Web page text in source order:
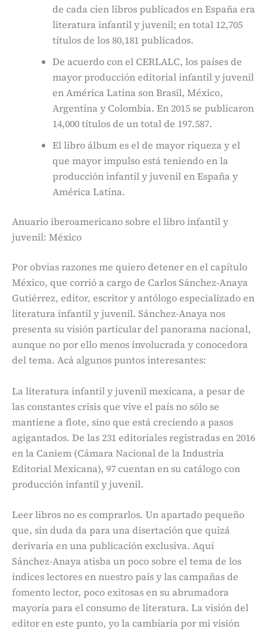
de cada cien libros publicados en España era
literatura infantil y juvenil; en total 12,705
títulos de los 80,181 publicados.
De acuerdo con el CERLALC, los países de
mayor producción editorial infantil y juvenil
en América Latina son Brasil, México,
Argentina y Colombia. En 2015 se publicaron
14,000 títulos de un total de 197.587.
El libro álbum es el de mayor riqueza y el
que mayor impulso está teniendo en la
producción infantil y juvenil en España y
América Latina.
Anuario iberoamericano sobre el libro infantil y
juvenil: México
Por obvias razones me quiero detener en el capítulo
México, que corrió a cargo de Carlos Sánchez-Anaya
Gutiérrez, editor, escritor y antólogo especializado en
literatura infantil y juvenil. Sánchez-Anaya nos
presenta su visión particular del panorama nacional,
aunque no por ello menos involucrada y conocedora
del tema. Acá algunos puntos interesantes:
La literatura infantil y juvenil mexicana, a pesar de
las constantes crisis que vive el país no sólo se
mantiene a flote, sino que está creciendo a pasos
agigantados. De las 231 editoriales registradas en 2016
en la Caniem (Cámara Nacional de la Industria
Editorial Mexicana), 97 cuentan en su catálogo con
producción infantil y juvenil.
Leer libros no es comprarlos. Un apartado pequeño
que, sin duda da para una disertación que quizá
derivaría en una publicación exclusiva. Aquí
Sánchez-Anaya atisba un poco sobre el tema de los
índices lectores en nuestro país y las campañas de
fomento lector, poco exitosas en su abrumadora
mayoría para el consumo de literatura. La visión del
editor en este punto, yo la cambiaría por mi visión